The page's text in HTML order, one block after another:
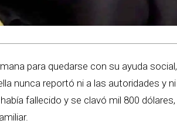
para quedarse con su ayuda social,
nunca reportó ni a las autoridades y ni
fallecido y se clavó mil 800 dólares,